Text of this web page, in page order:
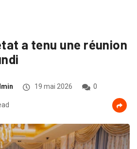
a tenu une réunion
19 mai 2026 0